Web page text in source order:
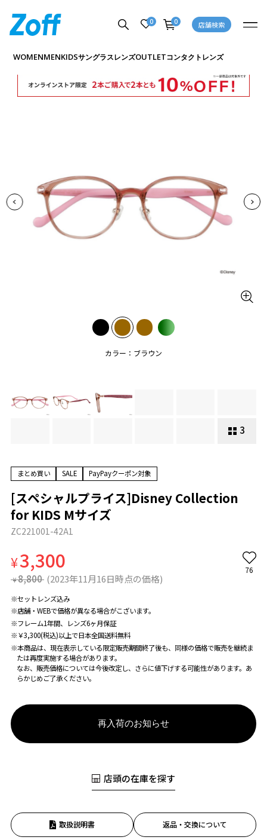
0 0 店舗検索
WOMENMENKIDSサングラスレンズOUTLETコンタクトレンズ
カラー：ブラウン
3
商品詳細ページへ
まとめ買い SALE PayPayクーポン対象
[スペシャルプライス]Disney Collection
for KIDS Mサイズ
ZC221001-42A1
¥3,300
¥ 8,800 (2023年11月16日時点の価格)
76
※セットレンズ込み
※店舗・WEBで価格が異なる場合がこざいます。
※フレーム1年間、レンズ6ヶ月保証
※￥3,300(税込)以上で日本全国送料無料
※本商品は、現在表示している限定販売期間終了後も、同様の価格で販売を継続ま
たは再度実施する場合があります。
なお、販売価格については今後改定し、さらに値下げする可能性があります。あ
らかじめご了承ください。
再入荷のお知らせ
店頭の在庫を探す
取扱説明書 返品・交換について